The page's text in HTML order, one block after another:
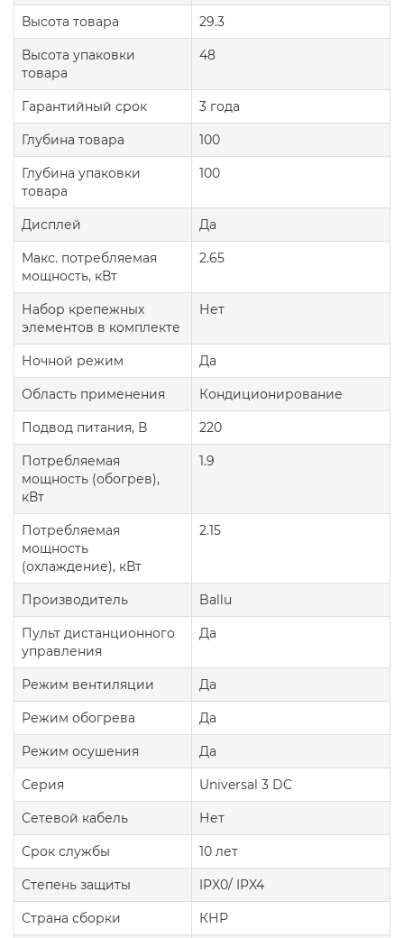
Высота товара 29.3
Высота упаковки
товара
48
Гарантийный срок 3 года
Глубина товара 100
Глубина упаковки
товара
100
Дисплей Да
Макс. потребляемая
мощность, кВт
2.65
Набор крепежных
элементов в комплекте
Нет
Ночной режим Да
Область применения Кондиционирование
Подвод питания, В 220
Потребляемая
мощность (обогрев),
кВт
1.9
Потребляемая
мощность
(охлаждение), кВт
2.15
Производитель Ballu
Пульт дистанционного
управления
Да
Режим вентиляции Да
Режим обогрева Да
Режим осушения Да
Серия Universal 3 DC
Сетевой кабель Нет
Срок службы 10 лет
Степень защиты IPX0/ IPX4
Страна сборки КНР